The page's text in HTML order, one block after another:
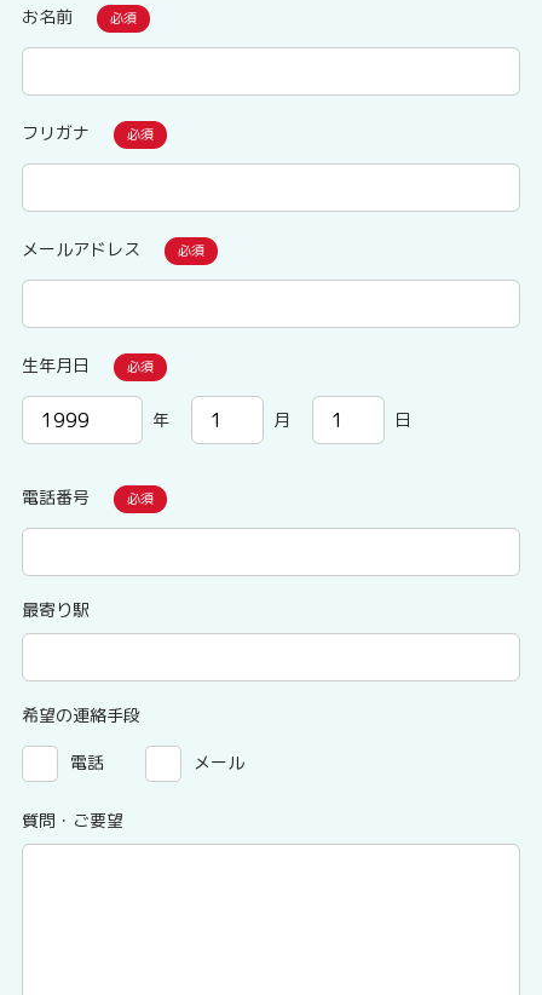
お名前
フリガナ
メールアドレス
生年月日
年 月 日
電話番号
最寄り駅
希望の連絡手段
電話 メール
質問・ご要望